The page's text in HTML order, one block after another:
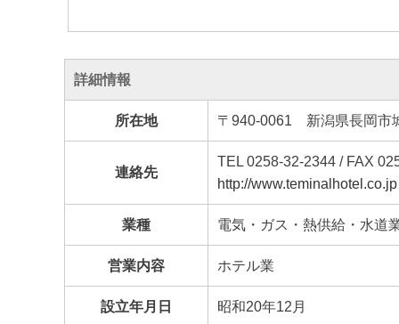
詳細情報
所在地 〒940-0061 新潟県長岡市
連絡先
TEL 0258-32-2344 / FAX
http://www.teminalhotel.co.jp
業種 電気・ガス・熱供給・水道
営業内容 ホテル業
設立年月日 昭和20年12月